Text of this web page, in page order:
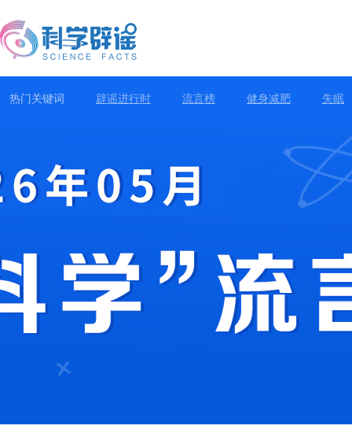
热门关键词 辟谣进行时 流言榜 健身减肥 失眠